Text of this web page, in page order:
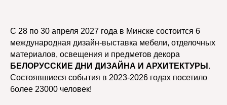
С 28 по 30 апреля 2027 года в Минске состоится 6
международная дизайн-выставка мебели, отделочных
материалов, освещения и предметов декора
БЕЛОРУССКИЕ ДНИ ДИЗАЙНА И АРХИТЕКТУРЫ .
Состоявшиеся события в 2023-2026 годах посетило
более 23000 человек!
АМБАССАДОРЫ СПИКЕРЫ